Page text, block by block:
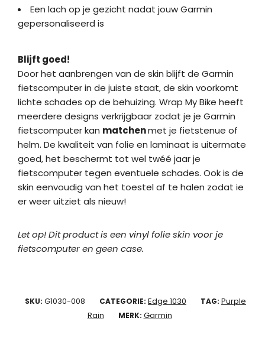
Een lach op je gezicht nadat jouw Garmin
gepersonaliseerd is
Blijft goed!
Door het aanbrengen van de skin blijft de Garmin
fietscomputer in de juiste staat, de skin voorkomt
lichte schades op de behuizing. Wrap My Bike heeft
meerdere designs verkrijgbaar zodat je je Garmin
fietscomputer kan matchenmet je fietstenue of
helm. De kwaliteit van folie en laminaat is uitermate
goed, het beschermt tot wel twéé jaar je
fietscomputer tegen eventuele schades. Ook is de
skin eenvoudig van het toestel af te halen zodat ie
er weer uitziet als nieuw!
Let op! Dit product is een vinyl folie skin voor je
fietscomputer en geen case.
SKU: G1030-008 CATEGORIE: Edge 1030 TAG: Purple
Rain
MERK: Garmin